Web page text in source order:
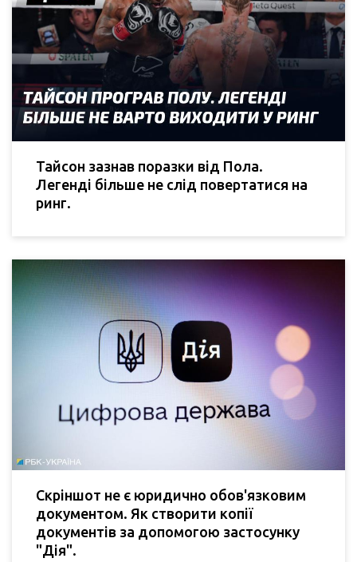
Тайсон зазнав поразки від Пола.
Легенді більше не слід повертатися на
ринг.
Скріншот не є юридично обов'язковим
документом. Як створити копії
документів за допомогою застосунку
"Дія".